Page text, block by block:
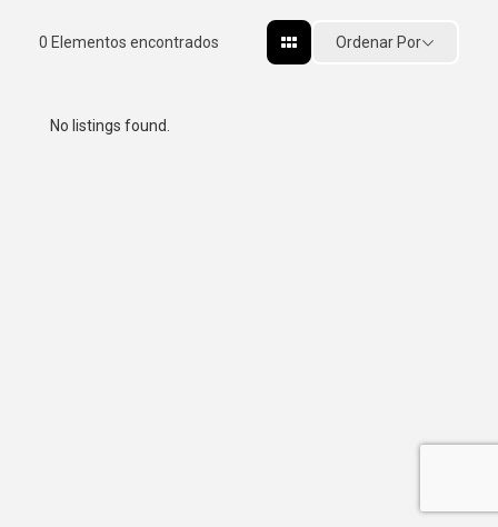
0 Elementos encontrados Ordenar Por
No listings found.